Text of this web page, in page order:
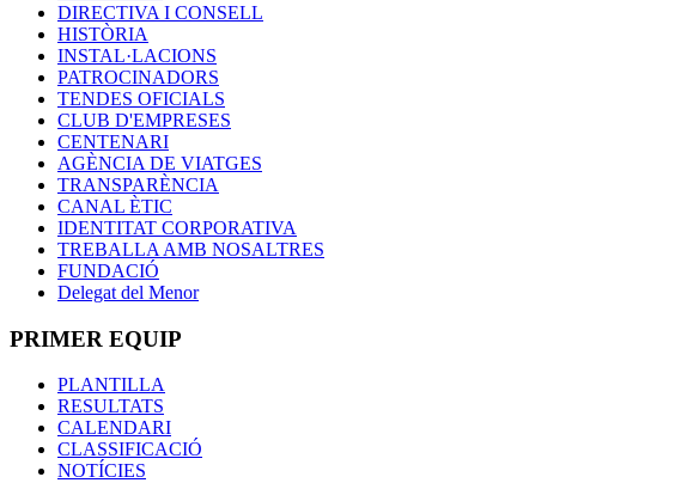
DIRECTIVA I CONSELL
HISTÒRIA
INSTAL·LACIONS
PATROCINADORS
TENDES OFICIALS
CLUB D'EMPRESES
CENTENARI
AGÈNCIA DE VIATGES
TRANSPARÈNCIA
CANAL ÈTIC
IDENTITAT CORPORATIVA
TREBALLA AMB NOSALTRES
FUNDACIÓ
Delegat del Menor
PRIMER EQUIP
PLANTILLA
RESULTATS
CALENDARI
CLASSIFICACIÓ
NOTÍCIES